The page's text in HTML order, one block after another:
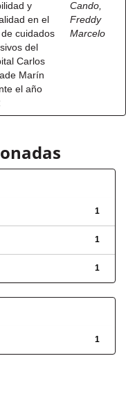
y
en el
cuidados
del
Carlos
Marín
el año
Cando,
Freddy
Marcelo
1
1
1
1